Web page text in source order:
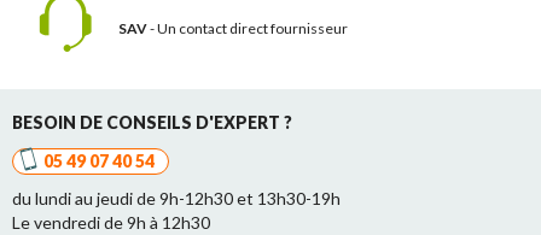
SAV- Un contact direct fournisseur
BESOIN DE CONSEILS D'EXPERT ?
05 49 07 40 54
du lundi au jeudi de 9h-12h30 et 13h30-19h
Le vendredi de 9h à 12h30